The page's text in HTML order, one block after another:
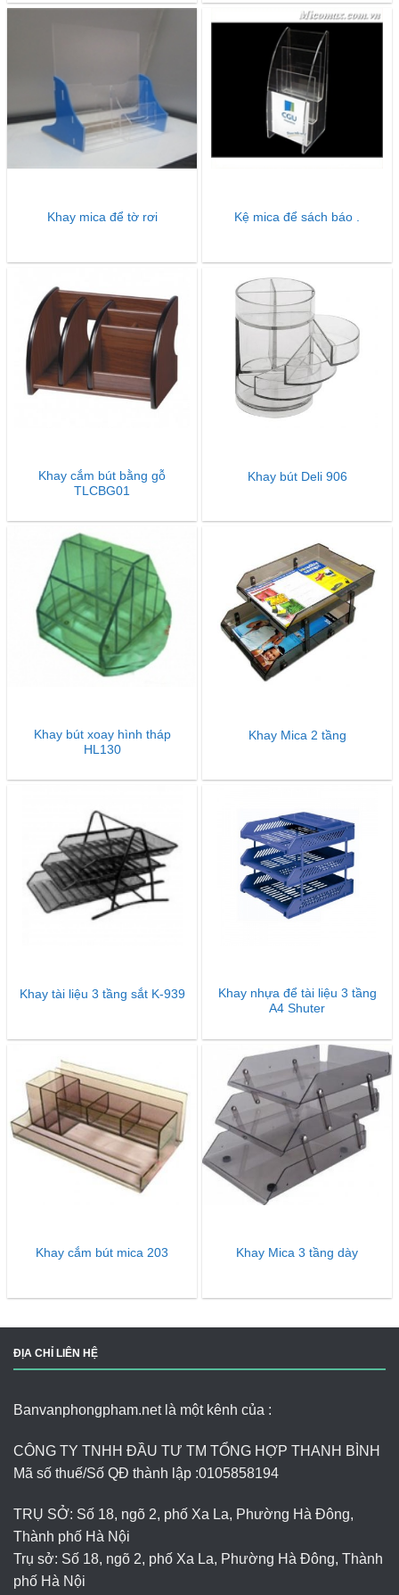
Khay mica để tờ rơi Kệ mica để sách báo .
Khay cắm bút bằng gỗ
TLCBG01
Khay bút Deli 906
Khay bút xoay hình tháp
HL130
Khay Mica 2 tầng
Khay tài liệu 3 tầng sắt K-939
Khay nhựa để tài liệu 3 tầng
A4 Shuter
Khay cắm bút mica 203 Khay Mica 3 tầng dày
ĐỊA CHỈ LIÊN HỆ
Banvanphongpham.net là một kênh của :
CÔNG TY TNHH ĐẦU TƯ TM TỔNG HỢP THANH BÌNH
Mã số thuế/Số QĐ thành lập :0105858194
TRỤ SỞ: Số 18, ngõ 2, phố Xa La, Phường Hà Đông,
Thành phố Hà Nội
Trụ sở: Số 18, ngõ 2, phố Xa La, Phường Hà Đông, Thành
phố Hà Nội